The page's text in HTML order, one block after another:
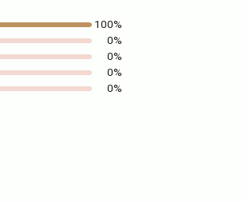
100%
0%
0%
0%
0%